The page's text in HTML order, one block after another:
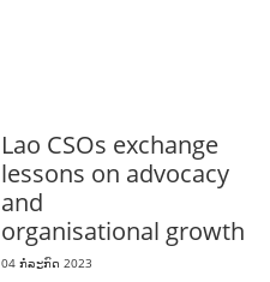
Lao CSOs exchange
lessons on advocacy
and
organisational growth
04 ກໍລະກົດ 2023